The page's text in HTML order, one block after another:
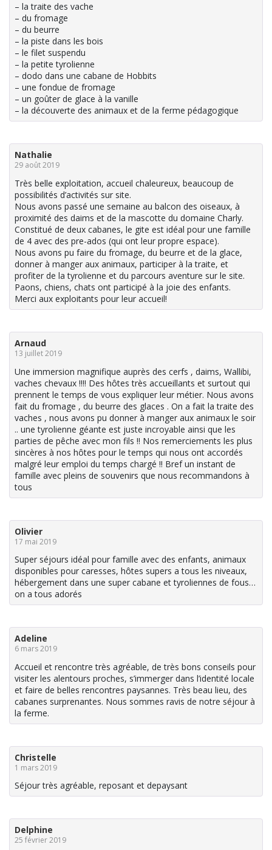
– la traite des vache
– du fromage
– du beurre
– la piste dans les bois
– le filet suspendu
– la petite tyrolienne
– dodo dans une cabane de Hobbits
– une fondue de fromage
– un goûter de glace à la vanille
– la découverte des animaux et de la ferme pédagogique
Nathalie
29 août 2019
Très belle exploitation, accueil chaleureux, beaucoup de
possibilités d’activités sur site.
Nous avons passé une semaine au balcon des oiseaux, à
proximité des daims et de la mascotte du domaine Charly.
Constitué de deux cabanes, le gite est idéal pour une famille
de 4 avec des pre-ados (qui ont leur propre espace).
Nous avons pu faire du fromage, du beurre et de la glace,
donner à manger aux animaux, participer à la traite, et
profiter de la tyrolienne et du parcours aventure sur le site.
Paons, chiens, chats ont participé à la joie des enfants.
Merci aux exploitants pour leur accueil!
Arnaud
13 juillet 2019
Une immersion magnifique auprès des cerfs , daims, Wallibi,
vaches chevaux !!!! Des hôtes très accueillants et surtout qui
prennent le temps de vous expliquer leur métier. Nous avons
fait du fromage , du beurre des glaces . On a fait la traite des
vaches , nous avons pu donner à manger aux animaux le soir
.. une tyrolienne géante est juste incroyable ainsi que les
parties de pêche avec mon fils !! Nos remerciements les plus
sincères à nos hôtes pour le temps qui nous ont accordés
malgré leur emploi du temps chargé !! Bref un instant de
famille avec pleins de souvenirs que nous recommandons à
tous
Olivier
17 mai 2019
Super séjours idéal pour famille avec des enfants, animaux
disponibles pour caresses, hôtes supers a tous les niveaux,
hébergement dans une super cabane et tyroliennes de fous…
on a tous adorés
Adeline
6 mars 2019
Accueil et rencontre très agréable, de très bons conseils pour
visiter les alentours proches, s’immerger dans l’identité locale
et faire de belles rencontres paysannes. Très beau lieu, des
cabanes surprenantes. Nous sommes ravis de notre séjour à
la ferme.
Christelle
1 mars 2019
Séjour très agréable, reposant et depaysant
Delphine
25 février 2019